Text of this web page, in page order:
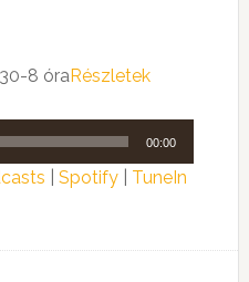
8 óraRészletek
00:00
Spotify| TuneIn